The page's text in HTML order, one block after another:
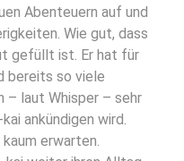
Abenteuern auf und
Wie gut, dass
gefüllt ist. Er hat für
bereits so viele
– laut Whisper – sehr
ankündigen wird.
erwarten.